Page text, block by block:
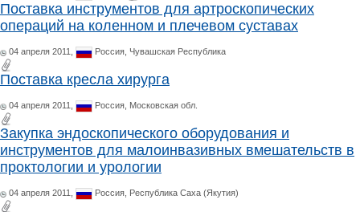
Поставка инструментов для артроскопических
операций на коленном и плечевом суставах
04 апреля 2011, Россия, Чувашская Республика
Поставка кресла хирурга
04 апреля 2011, Россия, Московская обл.
Закупка эндоскопического оборудования и
инструментов для малоинвазивных вмешательств в
проктологии и урологии
04 апреля 2011, Россия, Республика Саха (Якутия)